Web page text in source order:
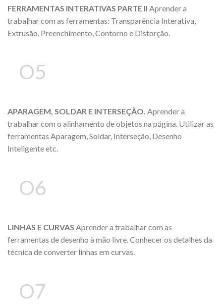
FERRAMENTAS INTERATIVAS PARTE II Aprender a
trabalhar com as ferramentas: Transparência Interativa,
Extrusão, Preenchimento, Contorno e Distorção.
O5
APARAGEM, SOLDAR E INTERSEÇÃO. Aprender a
trabalhar com o alinhamento de objetos na página. Utilizar as
ferramentas Aparagem, Soldar, Interseção, Desenho
Inteligente etc.
O6
LINHAS E CURVAS Aprender a trabalhar com as
ferramentas de desenho à mão livre. Conhecer os detalhes da
técnica de converter linhas em curvas.
O7